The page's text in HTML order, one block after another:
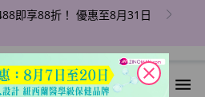
即享88折！ 優惠至8月31日
close